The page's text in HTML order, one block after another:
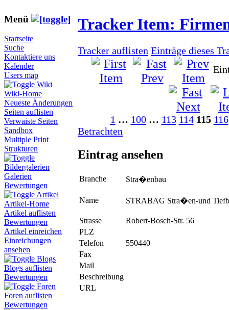
Menü
Startseite
Suche
Kontaktiere uns
Kalender
Users map
Wiki
Wiki-Home
Neueste Änderungen
Seiten auflisten
Verwaiste Seiten
Sandbox
Multiple Print
Strukturen
Bildergalerien
Galerien
Bewertungen
Artikel
Artikel-Home
Artikel auflisten
Bewertungen
Artikel einreichen
Einreichungen
ansehen
Blogs
Blogs auflisten
Bewertungen
Foren
Foren auflisten
Bewertungen
Tracker Item:
Tracker auflisten Einträge dieses
1 … 100 … 113 114 115 116
Betrachten
Eintrag ansehen
Branche Stra�enbau
Name STRABAG Stra�en-und
Strasse
Robert-Bosch-Str. 56
PLZ
Telefon
550440
Fax
Mail
Beschreibung
URL